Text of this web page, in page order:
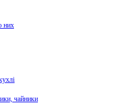
них
чайники